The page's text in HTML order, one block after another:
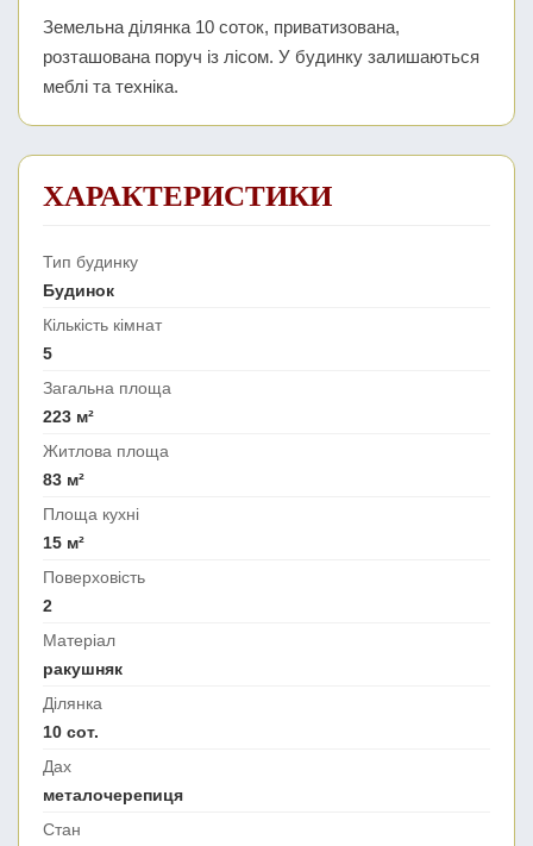
Земельна ділянка 10 соток, приватизована,
розташована поруч із лісом. У будинку залишаються
меблі та техніка.
ХАРАКТЕРИСТИКИ
Тип будинку
Будинок
Кількість кімнат
5
Загальна площа
223 м²
Житлова площа
83 м²
Площа кухні
15 м²
Поверховість
2
Матеріал
ракушняк
Ділянка
10 сот.
Дах
металочерепиця
Стан